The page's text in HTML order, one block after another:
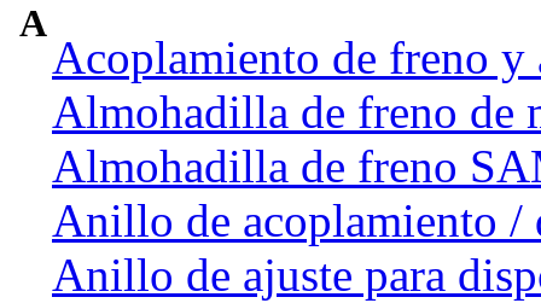
A
Acoplamiento de freno y
Almohadilla de freno de
Almohadilla de freno
Anillo de acoplamiento /
Anillo de ajuste para